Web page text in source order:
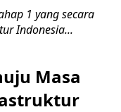
1 yang secara
Indonesia...
Masa